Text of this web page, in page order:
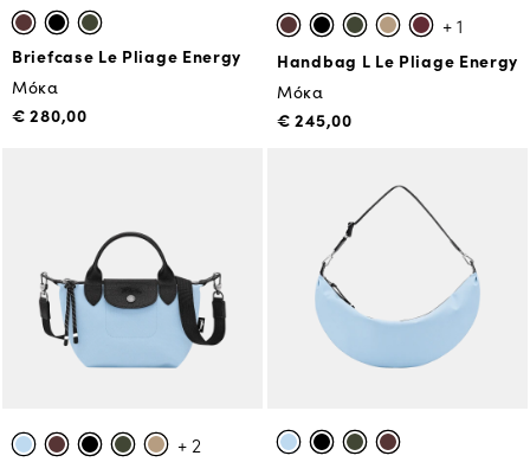
Briefcase Le Pliage Energy
Μόκα
€ 280,00
+ 1
Handbag L Le Pliage Energy
Μόκα
€ 245,00
+ 2